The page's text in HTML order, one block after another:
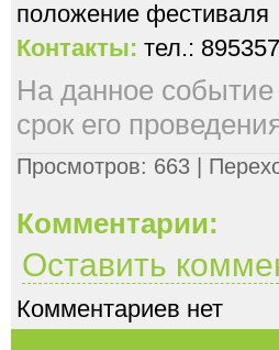
Контакты: тел.:
На данное событие
срок его
Просмотров: 663 |
Комментарии:
Оставить
Комментариев нет